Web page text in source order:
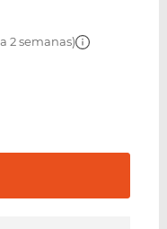
2 semanas)